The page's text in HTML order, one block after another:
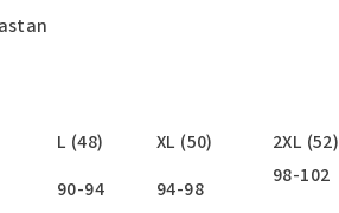
L (48) XL (50)
2XL (52)
90-94 94-98
98-102